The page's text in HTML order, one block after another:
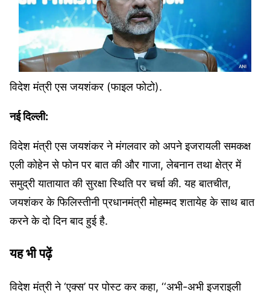
विदेश मंत्री एस जयशंकर (फाइल फोटो).
नई दिल्ली:
विदेश मंत्री एस जयशंकर ने मंगलवार को अपने इजरायली समकक्ष
एली कोहेन से फोन पर बात की और गाजा, लेबनान तथा क्षेत्र में
समुद्री यातायात की सुरक्षा स्थिति पर चर्चा की. यह बातचीत,
जयशंकर के फिलिस्तीनी प्रधानमंत्री मोहम्मद शतायेह के साथ बात
करने के दो दिन बाद हुई है.
यह भी पढ़ें
विदेश मंत्री ने ‘एक्स’ पर पोस्ट कर कहा, ‘‘अभी-अभी इजराइली